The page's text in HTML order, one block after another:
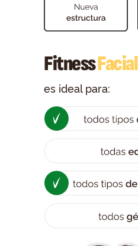
es ideal para:
FitnessFacial